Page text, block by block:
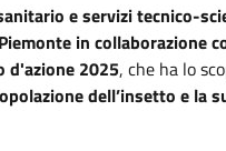
e servizi tecnico-
in collaborazione
d'azione 2025, che ha lo
dell’insetto e la